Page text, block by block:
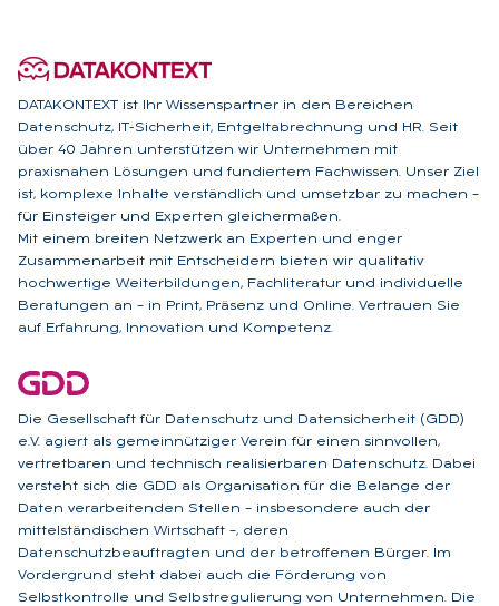
DATAKONTEXT ist Ihr Wissenspartner in den Bereichen
Datenschutz, IT-Sicherheit, Entgeltabrechnung und HR. Seit
über 40 Jahren unterstützen wir Unternehmen mit
praxisnahen Lösungen und fundiertem Fachwissen. Unser Ziel
ist, komplexe Inhalte verständlich und umsetzbar zu machen –
für Einsteiger und Experten gleichermaßen.
Mit einem breiten Netzwerk an Experten und enger
Zusammenarbeit mit Entscheidern bieten wir qualitativ
hochwertige Weiterbildungen, Fachliteratur und individuelle
Beratungen an – in Print, Präsenz und Online. Vertrauen Sie
auf Erfahrung, Innovation und Kompetenz.
Die Gesellschaft für Datenschutz und Datensicherheit (GDD)
e.V. agiert als gemeinnütziger Verein für einen sinnvollen,
vertretbaren und technisch realisierbaren Datenschutz. Dabei
versteht sich die GDD als Organisation für die Belange der
Daten verarbeitenden Stellen – insbesondere auch der
mittelständischen Wirtschaft –, deren
Datenschutzbeauftragten und der betroffenen Bürger. Im
Vordergrund steht dabei auch die Förderung von
Selbstkontrolle und Selbstregulierung von Unternehmen. Die